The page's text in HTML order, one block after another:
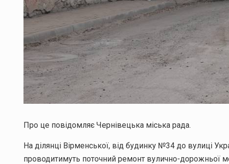
Про це повідомляє Чернівецька міська рада.
На ділянці Вірменської, від будинку №34 до вулиці
проводитимуть поточний ремонт вулично-дорожньої